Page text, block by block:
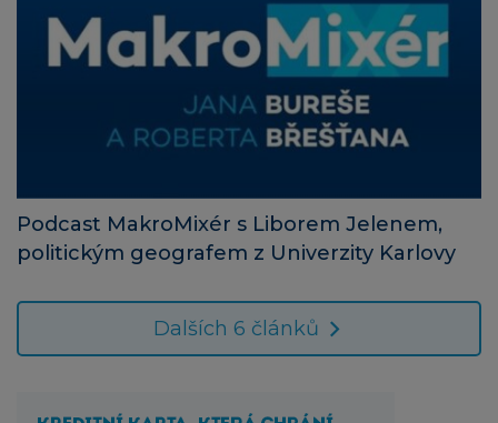
Podcast MakroMixér s Liborem Jelenem,
politickým geografem z Univerzity Karlovy
Dalších 6 článků